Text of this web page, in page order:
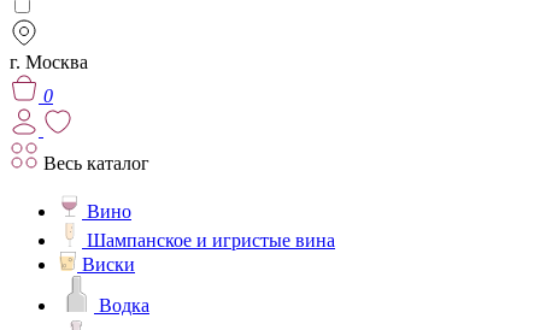
г. Москва
0
Весь каталог
Вино
Шампанское и игристые вина
Виски
Водка